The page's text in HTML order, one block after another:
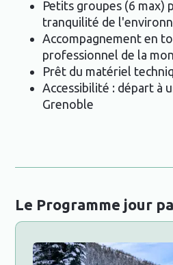
Petits groupes (6 max)
tranquilité de
Accompagnement en
professionnel de la
Prêt du matériel
Accessibilité : départ à
Grenoble
Le Programme jour